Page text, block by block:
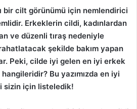
bir cilt görünümü için nemlendirici
Erkeklerin cildi, kadınlardan
ve düzenli tıraş nedeniyle
şekilde bakım yapan
Peki, cilde iyi gelen en iyi erkek
Bu yazımızda en iyi
sizin için listeledik!